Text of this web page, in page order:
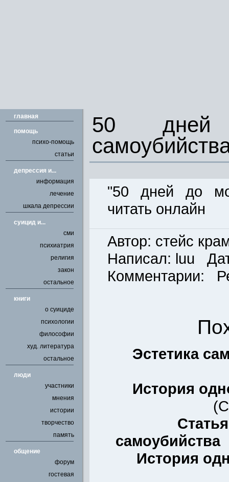
главная
помощь
психо-помощь
статьи
депрессия и...
информация
лечение
шкала депрессии
cуицид и...
сми
психиатрия
религия
закон
остальное
книги
о суициде
психологии
философии
худ. литература
остальное
люди
участники
мнения
истории
творчество
память
общение
форум
гостевая
50
"50 дней до
читать онлайн
Автор: стейс
Написал: luu
Комментарии:
Эстетика
История
(
самоубийства
История